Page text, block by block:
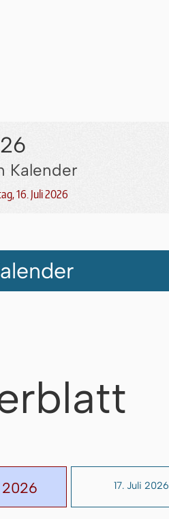
Kalender
16. Juli 2026
2026 17. Juli 2026